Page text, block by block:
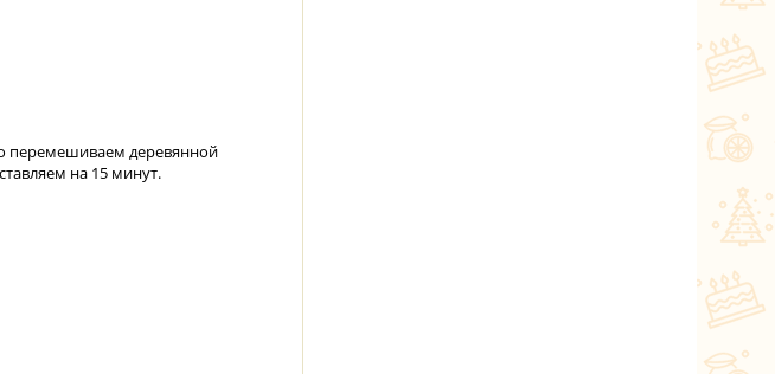
перемешиваем деревянной
на 15 минут.